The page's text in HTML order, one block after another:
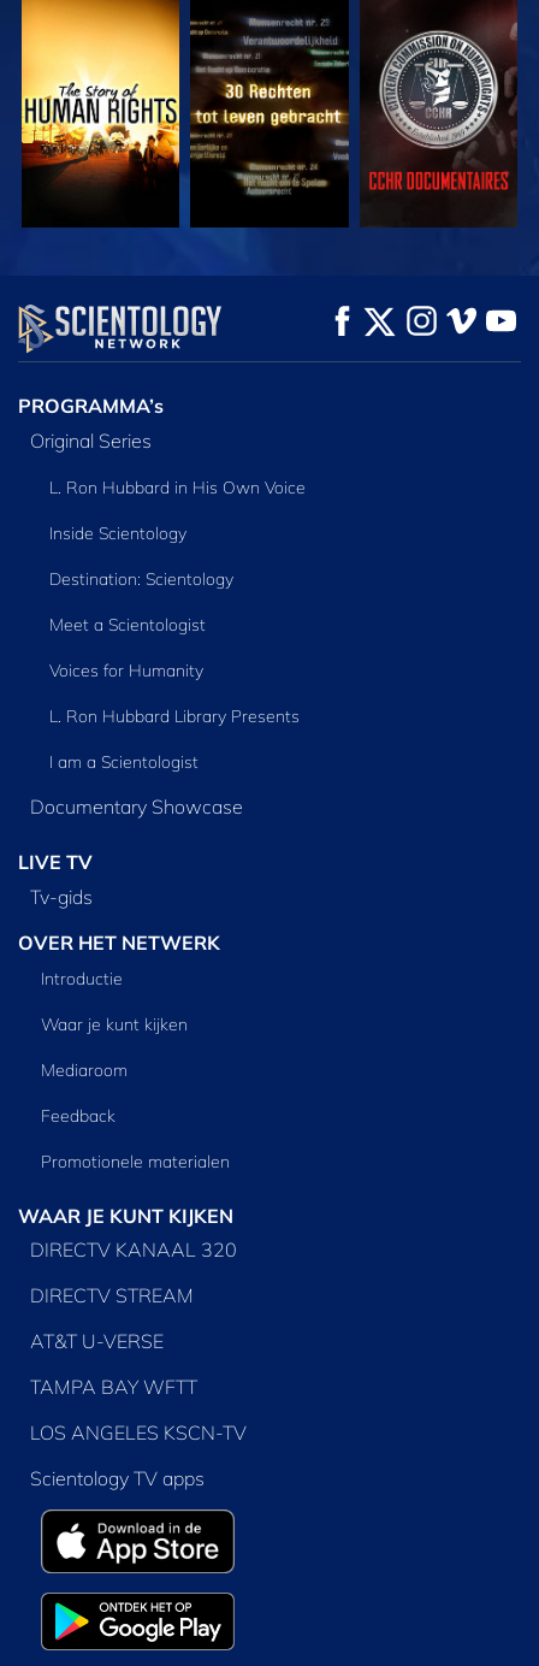
KIJK KIJK KIJK
KIJK VERKEN DE SERIE
PROGRAMMA’s
Original Series
L. Ron Hubbard in His Own Voice
Inside Scientology
Destination: Scientology
Meet a Scientologist
Voices for Humanity
L. Ron Hubbard Library Presents
I am a Scientologist
Documentary Showcase
LIVE TV
Tv‑gids
OVER HET NETWERK
Introductie
Waar je kunt kijken
Mediaroom
Feedback
Promotionele materialen
WAAR JE KUNT KIJKEN
DIRECTV KANAAL 320
DIRECTV STREAM
AT&T U-VERSE
TAMPA BAY WFTT
LOS ANGELES KSCN-TV
Scientology TV apps